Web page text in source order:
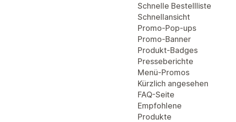
Schnelle Bestellliste
Schnellansicht
Promo-Pop-ups
Promo-Banner
Produkt-Badges
Presseberichte
Menü-Promos
Kürzlich angesehen
FAQ-Seite
Empfohlene
Produkte